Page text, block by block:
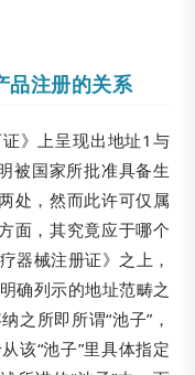
品注册的关系
》上呈现出地址1与
被国家所批准具备生
处，然而此许可仅属
面，其究竟应于哪个
器械注册证》之上，
确列示的地址范畴之
之所即所谓“池子”，
该“池子”里具体指定